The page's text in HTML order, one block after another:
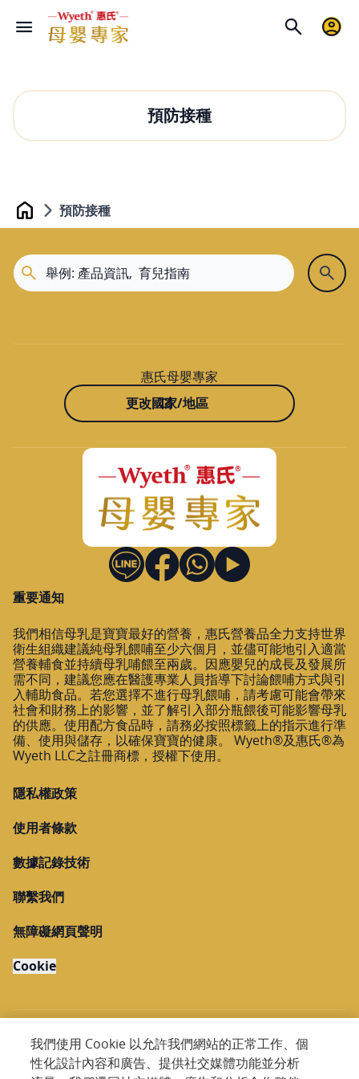
預防接種
Home 預防接種
惠氏母嬰專家
更改國家/地區
重要通知
我們相信母乳是寶寶最好的營養，惠氏營養品全力支持世界
衛生組織建議純母乳餵哺至少六個月，並儘可能地引入適當
營養輔食並持續母乳哺餵至兩歲。因應嬰兒的成長及發展所
需不同，建議您應在醫護專業人員指導下討論餵哺方式與引
入輔助食品。若您選擇不進行母乳餵哺，請考慮可能會帶來
社會和財務上的影響，並了解引入部分瓶餵後可能影響母乳
的供應。使用配方食品時，請務必按照標籤上的指示進行準
備、使用與儲存，以確保寶寶的健康。 Wyeth®及惠氏®為
Wyeth LLC之註冊商標，授權下使用。
隱私權政策
使用者條款
數據記錄技術
聯繫我們
無障礙網頁聲明
Cookie
Copyright @ 2026 Nestlé. All rights reserved.
我們使用 Cookie 以允許我們網站的正常工作、個
性化設計內容和廣告、提供社交媒體功能並分析